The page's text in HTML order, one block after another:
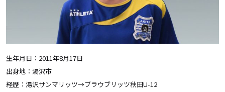
生年月日：2011年8月17日
出身地：湯沢市
経歴：湯沢サンマリッツ→ブラウブリッツ秋田U-12